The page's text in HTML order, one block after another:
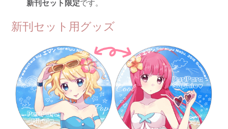
新刊セット限定です。
新刊セット用グッズ